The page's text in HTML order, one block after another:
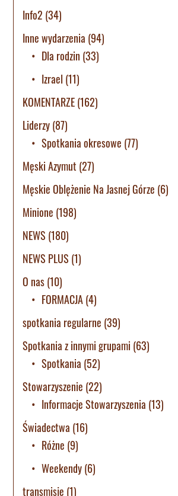
Info2 (34)
Inne wydarzenia (94)
Dla rodzin (33)
Izrael (11)
KOMENTARZE(162)
Liderzy(87)
Spotkania okresowe (77)
Męski Azymut (27)
Męskie Oblężenie Na Jasnej Górze (6)
Minione (198)
NEWS (180)
NEWS PLUS (1)
O nas(10)
FORMACJA(4)
spotkania regularne (39)
Spotkania z innymi grupami (63)
Spotkania (52)
Stowarzyszenie (22)
Informacje Stowarzyszenia (13)
Świadectwa (16)
Różne (9)
Weekendy(6)
transmisje (1)